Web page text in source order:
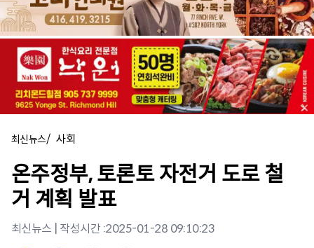
최신뉴스/ 사회
온주정부, 토론토 자전거 도로 철
거 계획 발표
최신뉴스 | 작성시간 :2025-01-28 09:10:23